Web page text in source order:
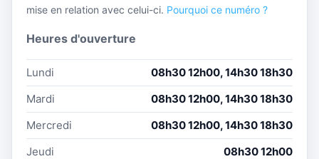
mise en relation avec celui-ci. Pourquoi ce numéro ?
Heures d'ouverture
Lundi
08h30 12h00, 14h30 18h30
Mardi
08h30 12h00, 14h30 18h30
Mercredi
08h30 12h00, 14h30 18h30
Jeudi
08h30 12h00